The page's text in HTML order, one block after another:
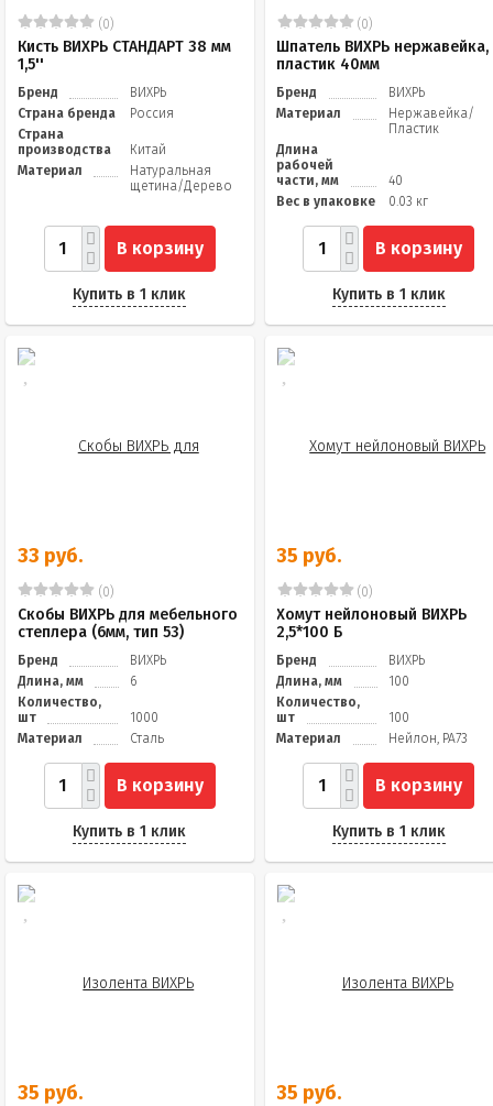
(0)
Кисть ВИХРЬ СТАНДАРТ 38 мм
1,5''
Бренд
ВИХРЬ
Страна бренда
Россия
Страна
производства
Китай
Материал
Натуральная
щетина/Дерево
В корзину
Купить в 1 клик
(0)
Шпатель ВИХРЬ нержавейка,
пластик 40мм
Бренд
ВИХРЬ
Материал
Нержавейка/
Пластик
Длина
рабочей
части, мм
40
Вес в упаковке
0.03 кг
В корзину
Купить в 1 клик
33 руб.
(0)
Скобы ВИХРЬ для мебельного
степлера (6мм, тип 53)
Бренд
ВИХРЬ
Длина, мм
6
Количество,
шт
1000
Материал
Сталь
В корзину
Купить в 1 клик
35 руб.
(0)
Хомут нейлоновый ВИХРЬ
2,5*100 Б
Бренд
ВИХРЬ
Длина, мм
100
Количество,
шт
100
Материал
Нейлон, PA73
В корзину
Купить в 1 клик
35 руб. 35 руб.